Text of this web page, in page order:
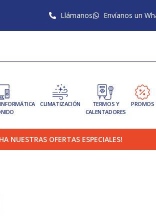
Llámanos Envíanos un
CLIMATIZACIÓN
TERMOS Y
CALENTADORES
PROMOS
NUESTRAS OFERTAS ESPECIALES!